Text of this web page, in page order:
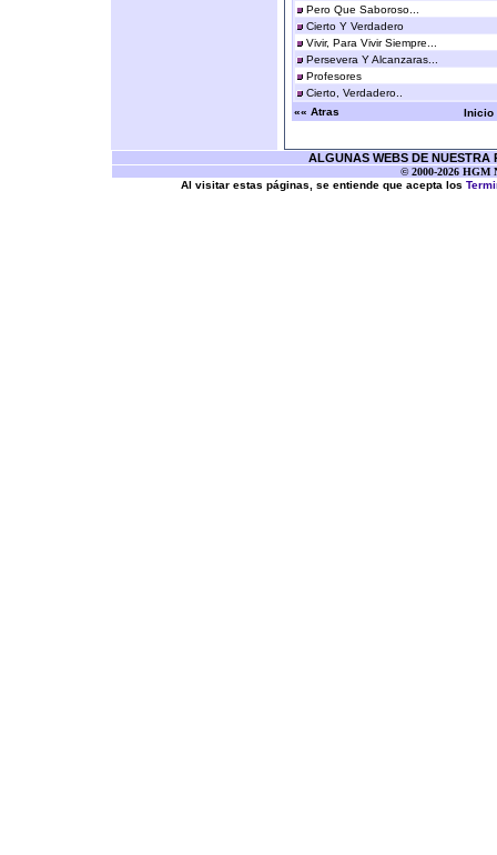
Pero Que Saboroso...
Cierto Y Verdadero
Vivir, Para Vivir Siempre...
Persevera Y Alcanzaras...
Profesores
Cierto, Verdadero..
«« Atras
Inicio
ALGUNAS WEBS DE NUESTRA
© 2000-2026 HGM
Al visitar estas páginas, se entiende que acepta los